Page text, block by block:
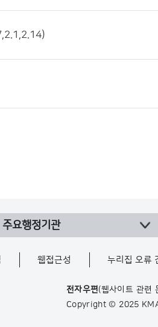
주요행정기관
웹접근성 누리집 오류
전자우편(웹사이트 관
Copyright © 2025